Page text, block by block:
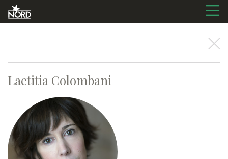
Laetitia Colombani